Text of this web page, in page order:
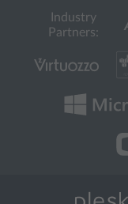
Industry
Partners: